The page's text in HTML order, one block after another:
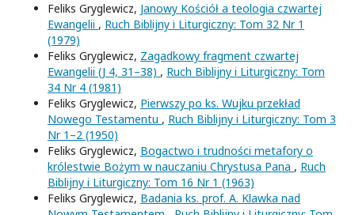
Feliks Gryglewicz, Janowy Kościół a teologia czwartej
Ewangelii , Ruch Biblijny i Liturgiczny: Tom 32 Nr 1
(1979)
Feliks Gryglewicz, Zagadkowy fragment czwartej
Ewangelii (J 4, 31–38) , Ruch Biblijny i Liturgiczny: Tom
34 Nr 4 (1981)
Feliks Gryglewicz, Pierwszy po ks. Wujku przekład
Nowego Testamentu , Ruch Biblijny i Liturgiczny: Tom 3
Nr 1–2 (1950)
Feliks Gryglewicz, Bogactwo i trudności metafory o
królestwie Bożym w nauczaniu Chrystusa Pana , Ruch
Biblijny i Liturgiczny: Tom 16 Nr 1 (1963)
Feliks Gryglewicz, Badania ks. prof. A. Klawka nad